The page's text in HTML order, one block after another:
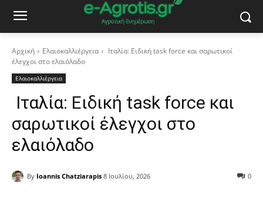
Αρχική Ελαιοκαλλιέργεια
Ιταλία: Ειδική task force και σαρωτικοί
έλεγχοι στο ελαιόλαδο
Ελαιοκαλλιέργεια
Ιταλία: Ειδική task force και
σαρωτικοί έλεγχοι στο
ελαιόλαδο
By Ioannis Chatziarapis 8 Ιουλίου, 2026 0